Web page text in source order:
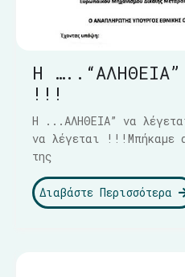
Η
!!!
Η ...ΑΛΗΘΕΙΑ” να
να λέγεται !!!Μπήκαμε
της
Διαβάστε Περισσότερα